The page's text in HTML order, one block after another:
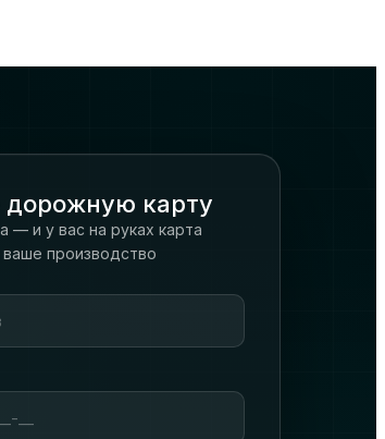
дорожную карту
— и у вас на руках карта
производство